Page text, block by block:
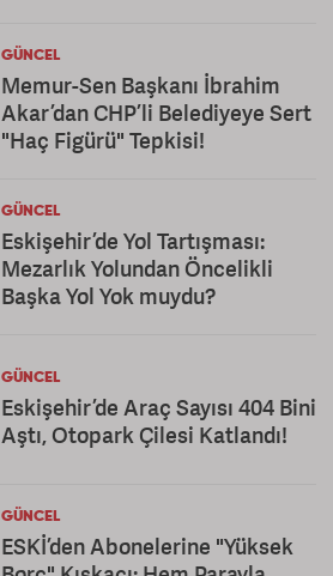
GÜNCEL
Memur-Sen Başkanı İbrahim
Akar’dan CHP’li Belediyeye Sert
"Haç Figürü" Tepkisi!
GÜNCEL
Eskişehir’de Yol Tartışması:
Mezarlık Yolundan Öncelikli
Başka Yol Yok muydu?
GÜNCEL
Eskişehir’de Araç Sayısı 404 Bini
Aştı, Otopark Çilesi Katlandı!
GÜNCEL
ESKİ’den Abonelerine "Yüksek